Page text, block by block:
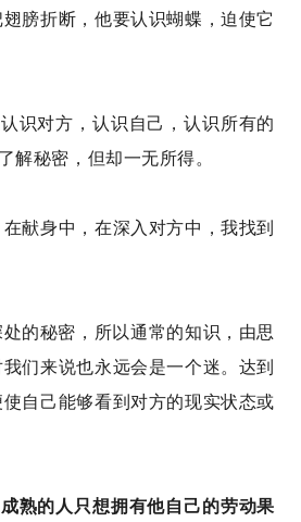
膀折断，他要认识蝴蝶，迫使它
识对方，认识自己，认识所有的
秘密，但却一无所得。
献身中，在深入对方中，我找到
的秘密，所以通常的知识，由思
们来说也永远会是一个迷。达到
自己能够看到对方的现实状态或
熟的人只想拥有他自己的劳动果